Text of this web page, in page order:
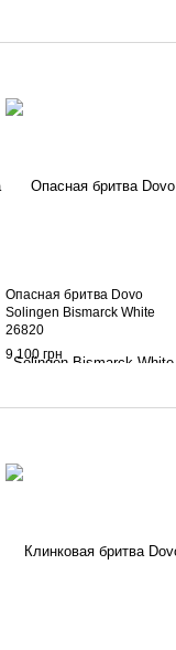
Опасная бритва Dovo
Solingen Bismarck White
26820
9 100 грн